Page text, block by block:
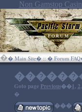
Non Gamstop
��Main Site� :: �Forum FAQ
Goto page Previous��1, 2,
�
���